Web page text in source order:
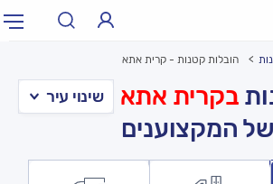
הובלות קטנות - קרית אתא
בקרית אתא
המקצוענים